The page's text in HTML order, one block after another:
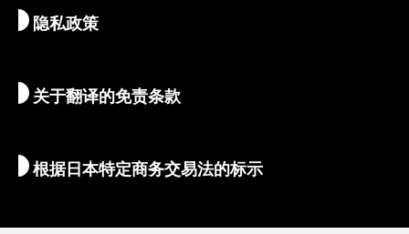
清晨与夜间观光
住宿推荐
地图和工具
翻译导游
外币兑换/税金
隐私政策
关于翻译的免责条款
根据日本特定商务交易法的标示